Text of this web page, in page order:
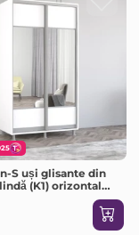
S uși glisante din
(K1) orizontal
cm) Sonoma